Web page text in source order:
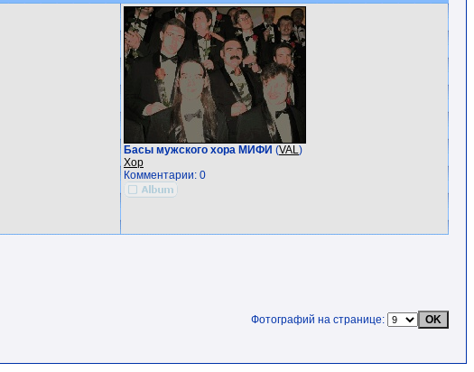
Басы мужского хора МИФИ (VAL)
Хор
Комментарии: 0
Фотографий на странице: